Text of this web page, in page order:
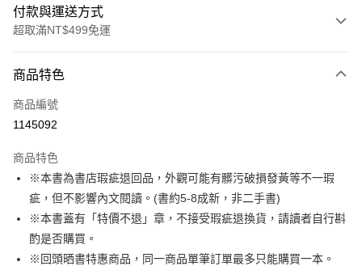
付款與運送方式
超取滿NT$499免運
信用卡一次付款
ATM付款
運送方式
付款後全家取貨
每筆NT$60，滿NT$499(含以上)免運費
付款後7-11取貨
每筆NT$60，滿NT$499(含以上)免運費
商品特色
商品編號
1145092
商品特色
※本書為書店瑕疵退回品，外觀可能有髒污破損發黃等不一瑕
疵，但不影響內文閱讀。(書約5-8成新，非二手書)
※本書蓋有「特價不退」章，不接受瑕疵退換貨，請讀者自行斟
酌是否購買。
※回頭晒書特惠商品，同一商品單筆訂單最多只能購買一本。